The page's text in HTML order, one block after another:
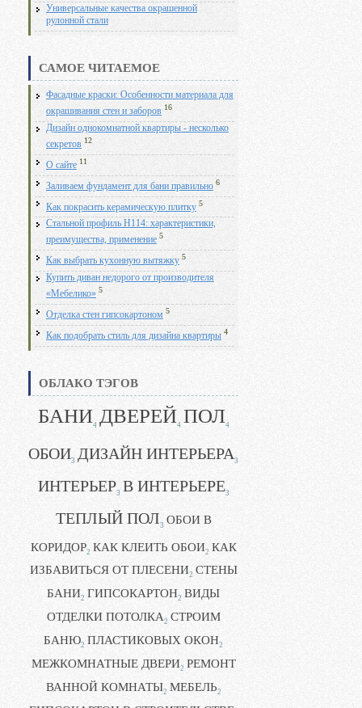
Универсальные качества окрашенной
рулонной стали
САМОЕ ЧИТАЕМОЕ
Фасадные краски: Особенности материала для
окрашивания стен и заборов 16
Дизайн однокомнатной квартиры - несколько
секретов 12
О сайте 11
Заливаем фундамент для бани правильно 6
Как покрасить керамическую плитку 5
Стальной профиль Н114: характеристики,
преимущества, применение 5
Как выбрать кухонную вытяжку 5
Купить диван недорого от производителя
«Мебелико» 5
Отделка стен гипсокартоном 5
Как подобрать стиль для дизайна квартиры 4
ОБЛАКО ТЭГОВ
БАНИ4 ДВЕРЕЙ4 ПОЛ4
ОБОИ3 ДИЗАЙН ИНТЕРЬЕРА3
ИНТЕРЬЕР3 В ИНТЕРЬЕРЕ3
ТЕПЛЫЙ ПОЛ3 ОБОИ В
КОРИДОР2 КАК КЛЕИТЬ ОБОИ2 КАК
ИЗБАВИТЬСЯ ОТ ПЛЕСЕНИ2 СТЕНЫ
БАНИ2 ГИПСОКАРТОН2 ВИДЫ
ОТДЕЛКИ ПОТОЛКА2 СТРОИМ
БАНЮ2 ПЛАСТИКОВЫХ ОКОН2
МЕЖКОМНАТНЫЕ ДВЕРИ2 РЕМОНТ
ВАННОЙ КОМНАТЫ2 МЕБЕЛЬ2